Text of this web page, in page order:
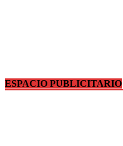
ESPACIO PUBLICITARIO